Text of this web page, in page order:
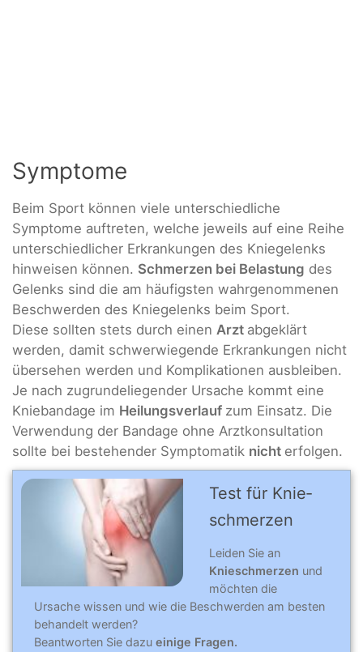
Symptome
Beim Sport können viele unterschiedliche
Symptome auftreten, welche jeweils auf eine Reihe
unterschiedlicher Erkrankungen des Kniegelenks
hinweisen können. Schmerzen bei Belastung des
Gelenks sind die am häufigsten wahrgenommenen
Beschwerden des Kniegelenks beim Sport.
Diese sollten stets durch einen Arzt abgeklärt
werden, damit schwerwiegende Erkrankungen nicht
übersehen werden und Komplikationen ausbleiben.
Je nach zugrundeliegender Ursache kommt eine
Kniebandage im Heilungsverlauf zum Einsatz. Die
Verwendung der Bandage ohne Arztkonsultation
sollte bei bestehender Symptomatik nicht erfolgen.
Test für Knie­
schmer­zen
Leiden Sie an
Knieschmerzen und
möchten die
Ursache wissen und wie die Beschwerden am besten
behandelt werden?
Beantworten Sie dazu einige Fragen.